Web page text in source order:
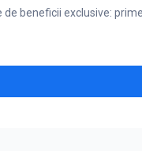
beneficii exclusive: